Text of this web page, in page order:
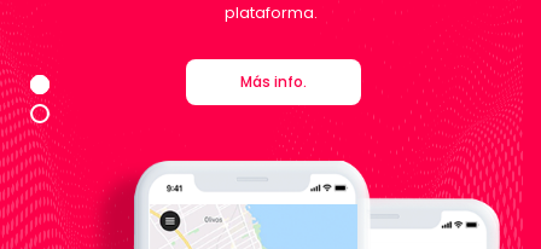
Más info.
plataforma.